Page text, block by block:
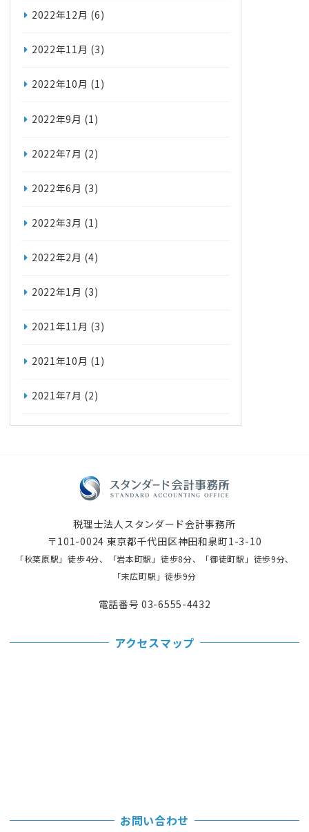
2022年12月 (6)
2022年11月 (3)
2022年10月 (1)
2022年9月 (1)
2022年7月 (2)
2022年6月 (3)
2022年3月 (1)
2022年2月 (4)
2022年1月 (3)
2021年11月 (3)
2021年10月 (1)
2021年7月 (2)
税理士法人スタンダード会計事務所
〒101-0024 東京都千代田区神田和泉町1-3-10
「秋葉原駅」徒歩4分、「岩本町駅」徒歩8分、「御徒町駅」徒歩9分、
「末広町駅」徒歩9分
電話番号 03-6555-4432
アクセスマップ
お問い合わせ